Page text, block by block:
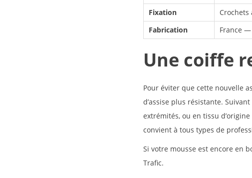
Fixation
Fabrication
France —
Une coiffe
Pour éviter que cette nouvelle
d’assise plus résistante.
extrémités, ou en tissu
convient à tous types de
Si votre mousse est encore en
Trafic.